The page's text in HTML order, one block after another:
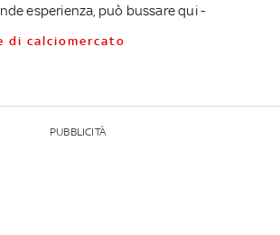
esperienza, può bussare qui -
di calciomercato
PUBBLICITÀ